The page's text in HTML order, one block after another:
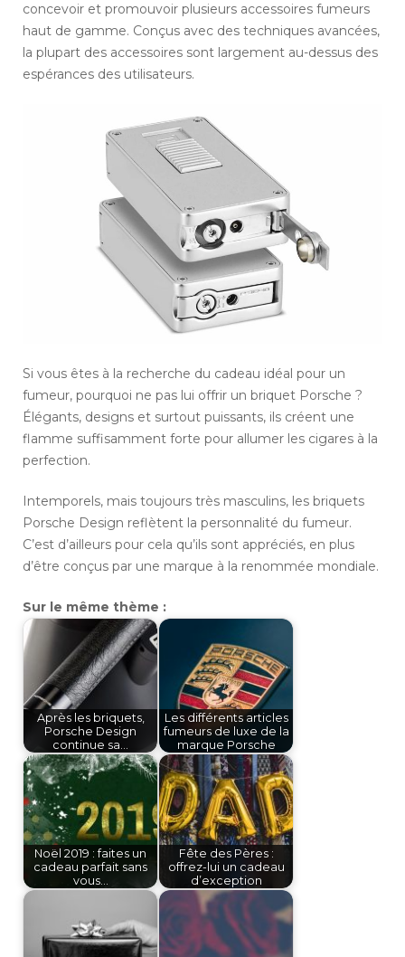
concevoir et promouvoir plusieurs accessoires fumeurs
haut de gamme. Conçus avec des techniques avancées,
la plupart des accessoires sont largement au-dessus des
espérances des utilisateurs.
Si vous êtes à la recherche du cadeau idéal pour un
fumeur, pourquoi ne pas lui offrir un briquet Porsche ?
Élégants, designs et surtout puissants, ils créent une
flamme suffisamment forte pour allumer les cigares à la
perfection.
Intemporels, mais toujours très masculins, les briquets
Porsche Design reflètent la personnalité du fumeur.
C’est d’ailleurs pour cela qu’ils sont appréciés, en plus
d’être conçus par une marque à la renommée mondiale.
Sur le même thème :
Après les briquets,
Porsche Design
continue sa…
Les différents articles
fumeurs de luxe de la
marque Porsche
Noël 2019 : faites un
cadeau parfait sans
vous…
Fête des Pères :
offrez-lui un cadeau
d’exception